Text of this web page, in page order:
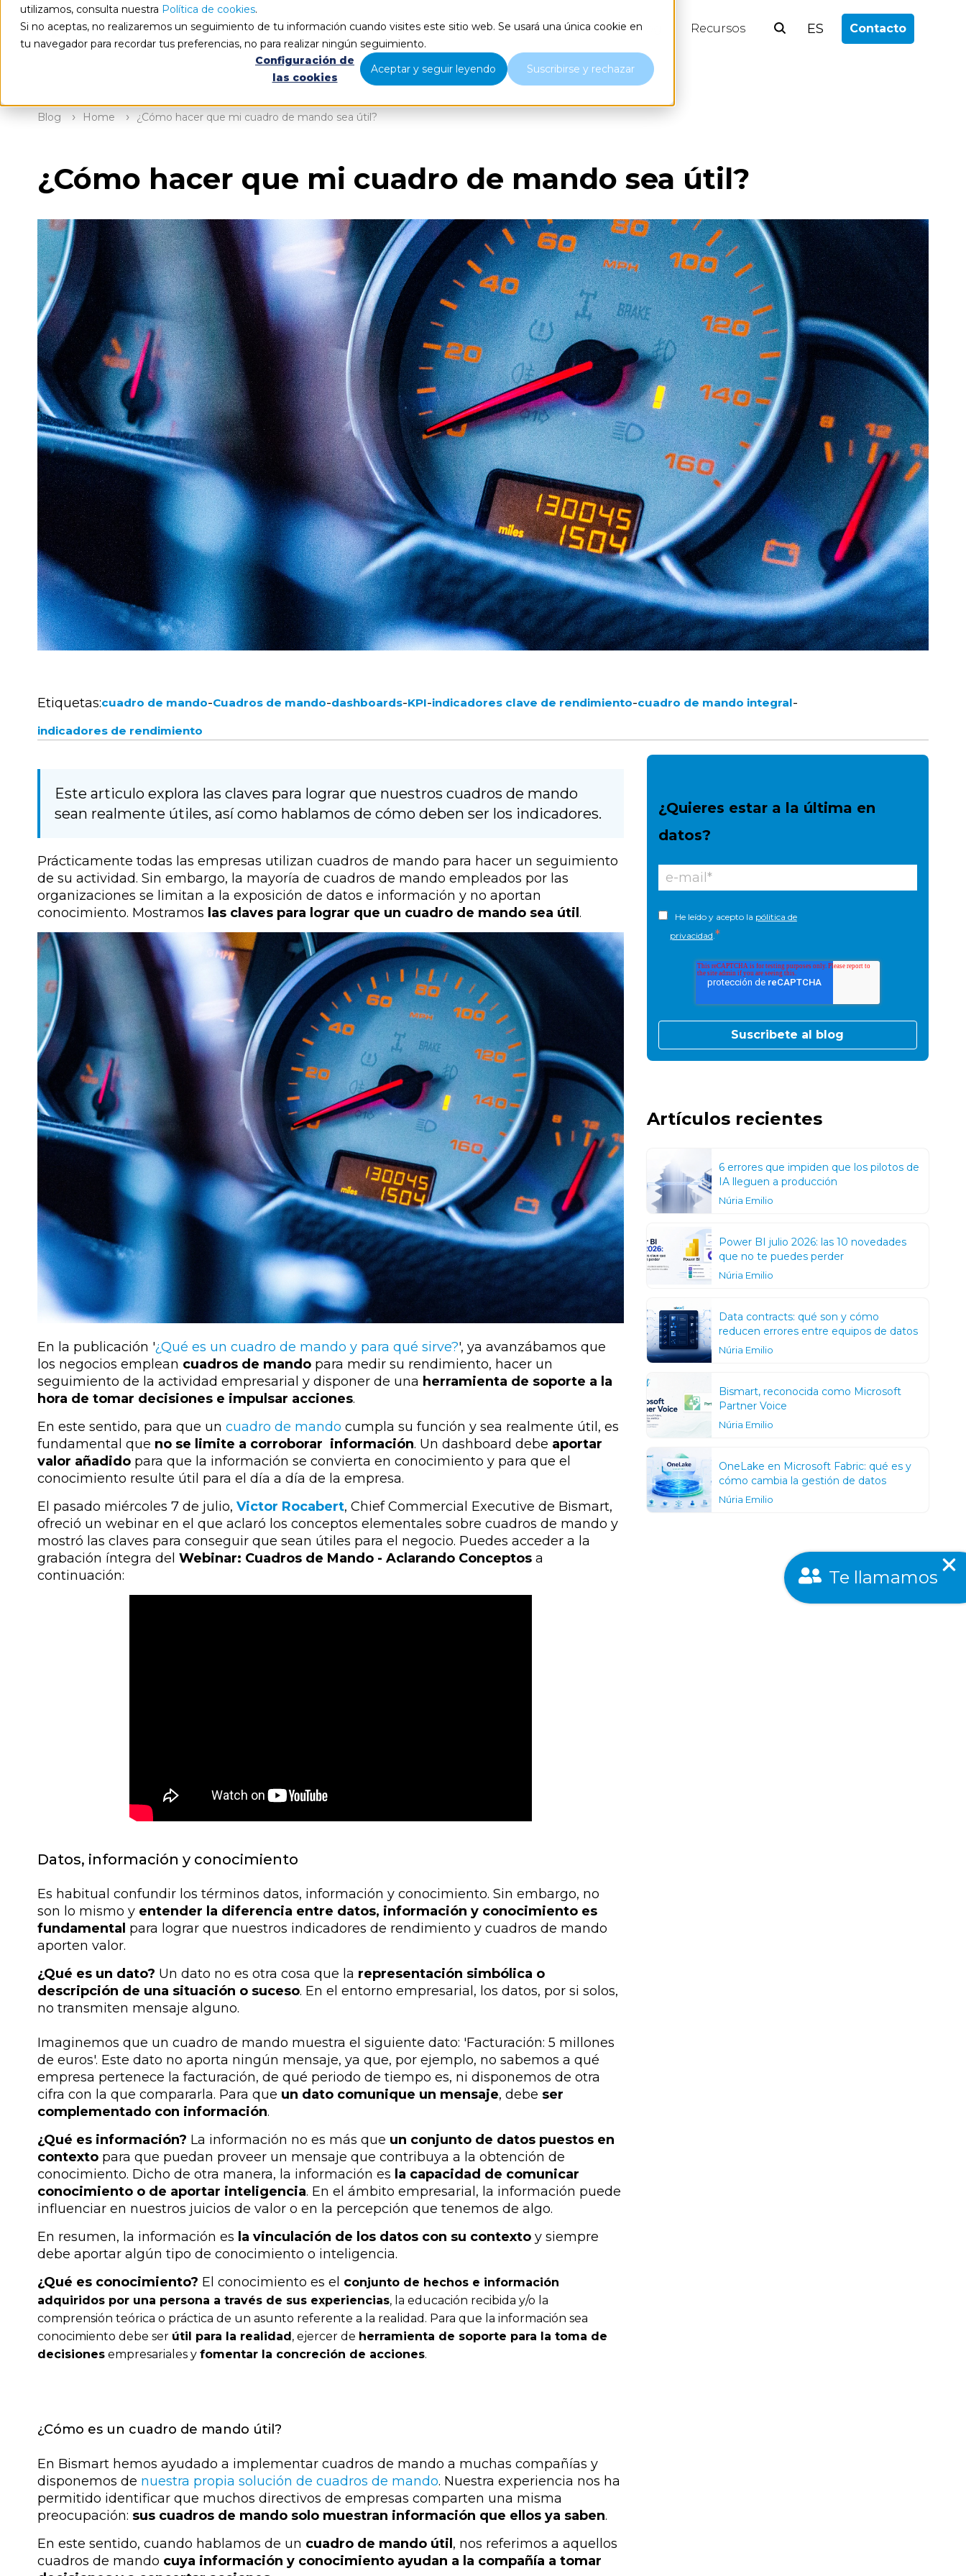
utilizamos, consulta nuestra Política de cookies.
Si no aceptas, no realizaremos un seguimiento de tu información cuando visites este sitio web. Se usará una única cookie en
tu navegador para recordar tus preferencias, no para realizar ningún seguimiento.
Configuración de
las cookies
Aceptar y seguir leyendo Suscribirse y rechazar
Qué hacemos Nosotros Blog Recursos ES Contacto
Blog Home ¿Cómo hacer que mi cuadro de mando sea útil?
¿Cómo hacer que mi cuadro de mando sea útil?
Etiquetas:cuadro de mando-Cuadros de mando-dashboards-KPI-indicadores clave de rendimiento-cuadro de mando integral-
indicadores de rendimiento
Este articulo explora las claves para lograr que nuestros cuadros de mando
sean realmente útiles, así como hablamos de cómo deben ser los indicadores.
Prácticamente todas las empresas utilizan cuadros de mando para hacer un seguimiento
de su actividad. Sin embargo, la mayoría de cuadros de mando empleados por las
organizaciones se limitan a la exposición de datos e información y no aportan
conocimiento. Mostramos las claves para lograr que un cuadro de mando sea útil .
En la publicación '¿Qué es un cuadro de mando y para qué sirve?', ya avanzábamos que
los negocios emplean cuadros de mando para medir su rendimiento, hacer un
seguimiento de la actividad empresarial y disponer de una herramienta de soporte a la
hora de tomar decisiones e impulsar acciones.
En este sentido, para que un cuadro de mando cumpla su función y sea realmente útil, es
fundamental que no se limite a corroborar información. Un dashboard debe aportar
valor añadido para que la información se convierta en conocimiento y para que el
conocimiento resulte útil para el día a día de la empresa.
El pasado miércoles 7 de julio, Victor Rocabert, Chief Commercial Executive de Bismart,
ofreció un webinar en el que aclaró los conceptos elementales sobre cuadros de mando y
mostró las claves para conseguir que sean útiles para el negocio. Puedes acceder a la
grabación íntegra del Webinar: Cuadros de Mando - Aclarando Conceptos a
continuación:
Datos, información y conocimiento
Es habitual confundir los términos datos, información y conocimiento. Sin embargo, no
son lo mismo y entender la diferencia entre datos, información y conocimiento es
fundamental para lograr que nuestros indicadores de rendimiento y cuadros de mando
aporten valor.
¿Qué es un dato? Un dato no es otra cosa que la representación simbólica o
descripción de una situación o suceso. En el entorno empresarial, los datos, por si solos,
no transmiten mensaje alguno.
Imaginemos que un cuadro de mando muestra el siguiente dato: 'Facturación: 5 millones
de euros'. Este dato no aporta ningún mensaje, ya que, por ejemplo, no sabemos a qué
empresa pertenece la facturación, de qué periodo de tiempo es, ni disponemos de otra
cifra con la que compararla. Para que un dato comunique un mensaje, debe ser
complementado con información.
¿Qué es información? La información no es más que un conjunto de datos puestos en
contexto para que puedan proveer un mensaje que contribuya a la obtención de
conocimiento. Dicho de otra manera, la información es la capacidad de comunicar
conocimiento o de aportar inteligencia. En el ámbito empresarial, la información puede
influenciar en nuestros juicios de valor o en la percepción que tenemos de algo.
En resumen, la información es la vinculación de los datos con su contexto y siempre
debe aportar algún tipo de conocimiento o inteligencia.
¿Qué es conocimiento? El conocimiento es el conjunto de hechos e información
adquiridos por una persona a través de sus experiencias, la educación recibida y/o la
comprensión teórica o práctica de un asunto referente a la realidad. Para que la información sea
conocimiento debe ser útil para la realidad , ejercer de herramienta de soporte para la toma de
decisiones empresariales y fomentar la concreción de acciones.
¿Cómo es un cuadro de mando útil?
En Bismart hemos ayudado a implementar cuadros de mando a muchas compañías y
disponemos de nuestra propia solución de cuadros de mando. Nuestra experiencia nos ha
permitido identificar que muchos directivos de empresas comparten una misma
preocupación: sus cuadros de mando solo muestran información que ellos ya saben.
En este sentido, cuando hablamos de un cuadro de mando útil , nos referimos a aquellos
cuadros de mando cuya información y conocimiento ayudan a la compañía a tomar
¿Quieres estar a la última en
datos?
He leído y acepto la pólitica de
privacidad *
Artículos recientes
6 errores que impiden que los pilotos de
IA lleguen a producción
Núria Emilio
Power BI julio 2026: las 10 novedades
que no te puedes perder
Núria Emilio
Data contracts: qué son y cómo
reducen errores entre equipos de datos
Núria Emilio
Bismart, reconocida como Microsoft
Partner Voice
Núria Emilio
OneLake en Microsoft Fabric: qué es y
cómo cambia la gestión de datos
Núria Emilio
Te llamamos